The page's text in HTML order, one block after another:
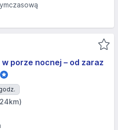
porze nocnej – od zaraz